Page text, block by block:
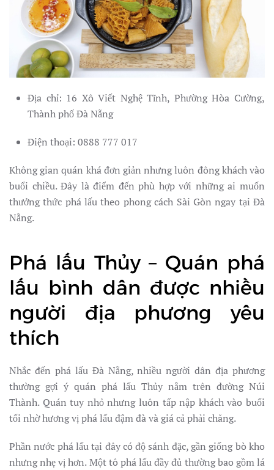
Địa chỉ: 16 Xô Viết Nghệ Tĩnh, Phường Hòa Cường,
Thành phố Đà Nẵng
Điện thoại: 0888 777 017
Không gian quán khá đơn giản nhưng luôn đông khách vào
buổi chiều. Đây là điểm đến phù hợp với những ai muốn
thưởng thức phá lấu theo phong cách Sài Gòn ngay tại Đà
Nẵng.
Phá lấu Thủy – Quán phá
lấu bình dân được nhiều
người địa phương yêu
thích
Nhắc đến phá lấu Đà Nẵng, nhiều người dân địa phương
thường gợi ý quán phá lấu Thủy nằm trên đường Núi
Thành. Quán tuy nhỏ nhưng luôn tấp nập khách vào buổi
tối nhờ hương vị phá lấu đậm đà và giá cả phải chăng.
Phần nước phá lấu tại đây có độ sánh đặc, gần giống bò kho
nhưng nhẹ vị hơn. Một tô phá lấu đầy đủ thường bao gồm lá